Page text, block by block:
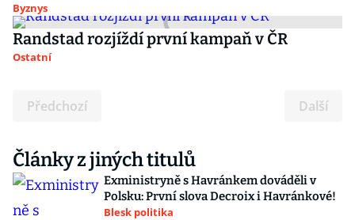
Byznys
Randstad rozjíždí první kampaň v ČR
Ostatní
Předchozí Další
Články z jiných titulů
Exministryně s Havránkem dováděli v
Polsku: První slova Decroix i Havránkové!
Blesk politika